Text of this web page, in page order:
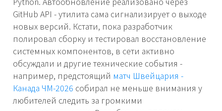
GitHub API - утилита сама сигнализирует о выходе
новых версий. Кстати, пока разработчик
полировал сборку и тестировал восстановление
системных компонентов, в сети активно
обсуждали и другие технические события -
например, предстоящий матч Швейцария -
Канада ЧМ-2026 собирал не меньше внимания у
любителей следить за громкими